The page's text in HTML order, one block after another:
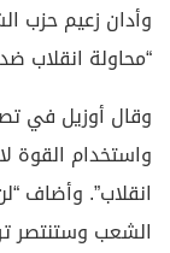
وأدان زعيم حزب
“محاولة انقلاب
وقال أوزيل في
واستخدام القوة
انقلاب”. وأضاف
الشعب وستنتصر